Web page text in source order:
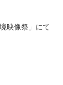
映像祭」にて